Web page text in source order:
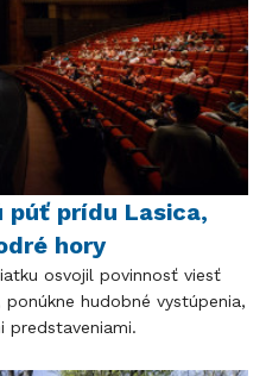
púť prídu Lasica,
hory
osvojil povinnosť viesť
hudobné vystúpenia,
predstaveniami.